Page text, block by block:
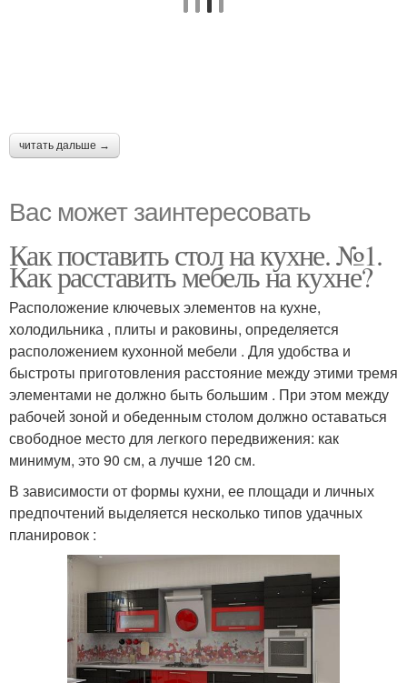
читать дальше →
Вас может заинтересовать
Как поставить стол на кухне. №1.
Как расставить мебель на кухне?
Расположение ключевых элементов на кухне,
холодильника , плиты и раковины, определяется
расположением кухонной мебели . Для удобства и
быстроты приготовления расстояние между этими тремя
элементами не должно быть большим . При этом между
рабочей зоной и обеденным столом должно оставаться
свободное место для легкого передвижения: как
минимум, это 90 см, а лучше 120 см.
В зависимости от формы кухни, ее площади и личных
предпочтений выделяется несколько типов удачных
планировок :